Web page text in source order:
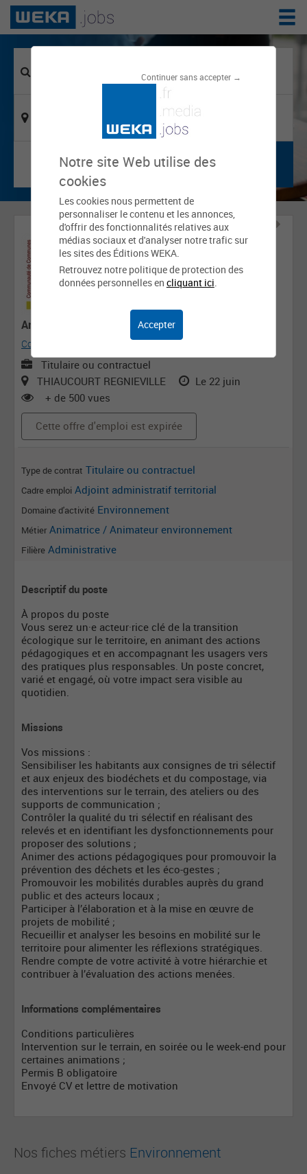
Continuer sans accepter →
Notre site Web utilise des
cookies
Les cookies nous permettent de
personnaliser le contenu et les annonces,
d'offrir des fonctionnalités relatives aux
médias sociaux et d'analyser notre trafic sur
les sites des Éditions WEKA.
Retrouvez notre politique de protection des
données personnelles en cliquant ici.
Accepter
Ambassadeur·rice développement durable
Communauté de Communes Mad et Moselle
Titulaire ou contractuel
THIAUCOURT REGNIEVILLE
Le 22 juin
+ de 500 vues
Cette offre d'emploi est expirée
Type de contrat Titulaire ou contractuel
Cadre emploi Adjoint administratif territorial
Domaine d'activité Environnement
Métier Animatrice / Animateur environnement
Filière Administrative
Descriptif du poste
À propos du poste
Vous serez un·e acteur·rice clé de la transition
écologique sur le territoire, en animant des actions
pédagogiques et en accompagnant les usagers vers
des pratiques plus responsables. Un poste concret,
varié et engagé, où votre impact sera visible au
quotidien.
Missions
Vos missions :
Sensibiliser les habitants aux consignes de tri sélectif
et aux enjeux des biodéchets et du compostage, via
des interventions sur le terrain, des ateliers ou des
supports de communication ;
Contrôler la qualité du tri sélectif en réalisant des
relevés et en identifiant les dysfonctionnements pour
proposer des solutions ;
Animer des actions pédagogiques pour promouvoir la
prévention des déchets et les éco-gestes ;
Promouvoir les mobilités durables auprès du grand
public et des acteurs locaux ;
Participer à l’élaboration et à la mise en œuvre de
projets de mobilité ;
Recueillir et analyser les besoins en mobilité sur le
territoire pour alimenter les réflexions stratégiques.
Rendre compte de votre activité à votre hiérarchie et
contribuer à l’évaluation des actions menées.
Informations complémentaires
Conditions particulières
Intervention sur le terrain, en soirée ou le week-end pour
certaines animations ;
Permis B obligatoire
Envoyé CV et lettre de motivation
Nos fiches métiers Environnement